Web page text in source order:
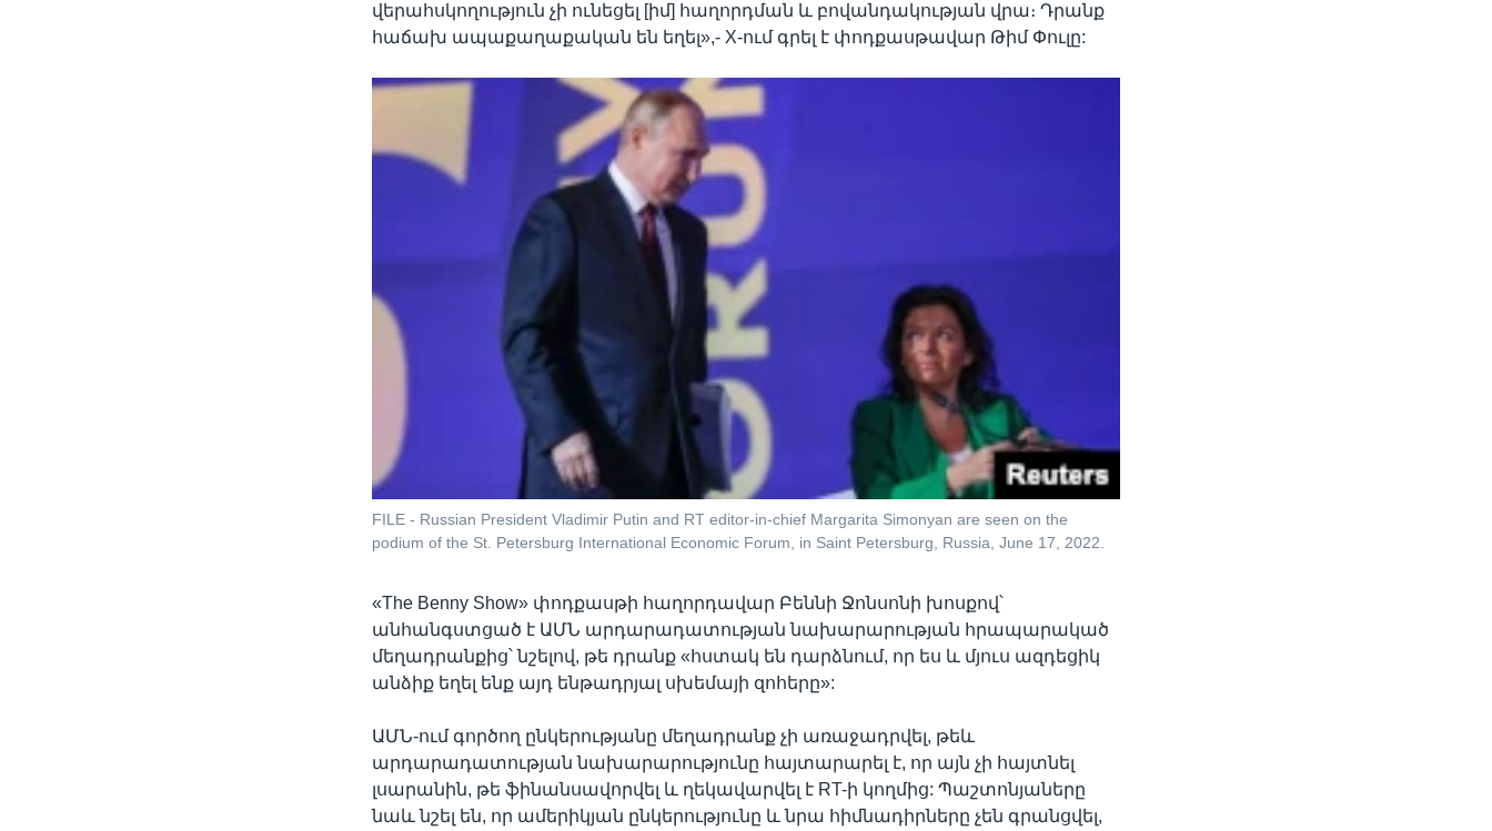
վերահսկողություն չի ունեցել [իմ] հաղորդման և բովանդակության վրա։ Դրանք
հաճախ ապաքաղաքական են եղել»,- X-ում գրել է փոդքասթավար Թիմ Փուլը:
FILE - Russian President Vladimir Putin and RT editor-in-chief Margarita Simonyan are seen on the
podium of the St. Petersburg International Economic Forum, in Saint Petersburg, Russia, June 17, 2022.
«The Benny Show» փոդքասթի հաղորդավար Բեննի Ջոնսոնի խոսքով՝
անհանգստցած է ԱՄՆ արդարադատության նախարարության հրապարակած
մեղադրանքից՝ նշելով, թե դրանք «հստակ են դարձնում, որ ես և մյուս ազդեցիկ
անձիք եղել ենք այդ ենթադրյալ սխեմայի զոհերը»:
ԱՄՆ-ում գործող ընկերությանը մեղադրանք չի առաջադրվել, թեև
արդարադատության նախարարությունը հայտարարել է, որ այն չի հայտնել
լսարանին, թե ֆինանսավորվել և ղեկավարվել է RT-ի կողմից: Պաշտոնյաները
նաև նշել են, որ ամերիկյան ընկերությունը և նրա հիմնադիրները չեն գրանցվել,